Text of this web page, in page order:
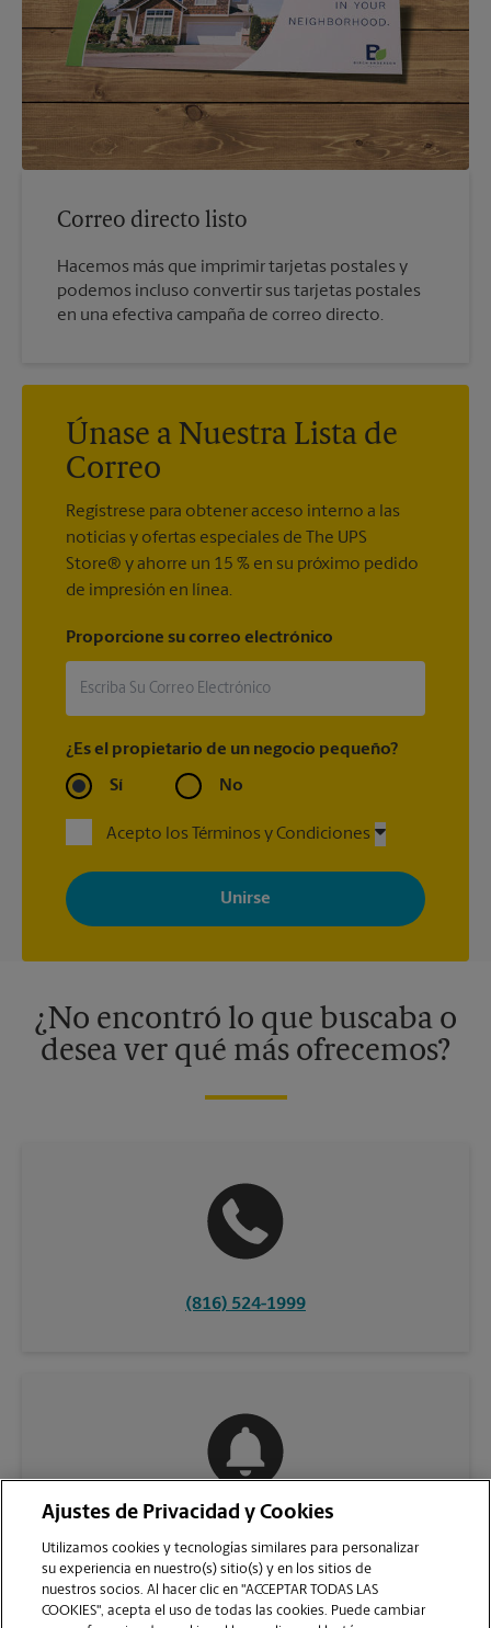
Correo directo listo
Hacemos más que imprimir tarjetas postales y
podemos incluso convertir sus tarjetas postales
en una efectiva campaña de correo directo.
Únase a Nuestra Lista de
Correo
Regístrese para obtener acceso interno a las
noticias y ofertas especiales de The UPS
Store® y ahorre un 15 % en su próximo pedido
de impresión en línea.
Proporcione su correo electrónico
¿Es el propietario de un negocio pequeño?
Sí No
Acepto los Términos y Condiciones
Al registrarse, acepta recibir correos electrónicos de The UPS
Store con noticias, ofertas especiales, promociones y mensajes
adaptados a sus intereses. Puede darse de baja en cualquier
momento. Para más información, consulte nuestra política de
¿No encontró lo que buscaba o
desea ver qué más ofrecemos?
(816) 524-1999
Ajustes de Privacidad y Cookies
Utilizamos cookies y tecnologías similares para personalizar
su experiencia en nuestro(s) sitio(s) y en los sitios de
nuestros socios. Al hacer clic en "ACCEPTAR TODAS LAS
COOKIES", acepta el uso de todas las cookies. Puede cambiar